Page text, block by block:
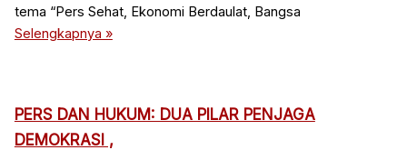
tema “Pers Sehat, Ekonomi Berdaulat, Bangsa
Selengkapnya »
PERS DAN HUKUM: DUA PILAR PENJAGA
DEMOKRASI ,